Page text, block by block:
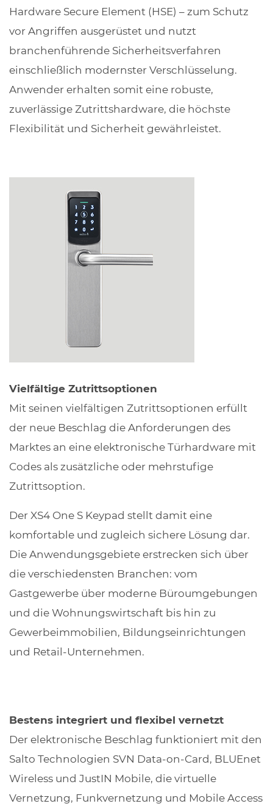
Hardware Secure Element (HSE) – zum Schutz
vor Angriffen ausgerüstet und nutzt
branchenführende Sicherheitsverfahren
einschließlich modernster Verschlüsselung.
Anwender erhalten somit eine robuste,
zuverlässige Zutrittshardware, die höchste
Flexibilität und Sicherheit gewährleistet.
Vielfältige Zutrittsoptionen
Mit seinen vielfältigen Zutrittsoptionen erfüllt
der neue Beschlag die Anforderungen des
Marktes an eine elektronische Türhardware mit
Codes als zusätzliche oder mehrstufige
Zutrittsoption.
Der XS4 One S Keypad stellt damit eine
komfortable und zugleich sichere Lösung dar.
Die Anwendungsgebiete erstrecken sich über
die verschiedensten Branchen: vom
Gastgewerbe über moderne Büroumgebungen
und die Wohnungswirtschaft bis hin zu
Gewerbeimmobilien, Bildungseinrichtungen
und Retail-Unternehmen.
Bestens integriert und flexibel vernetzt
Der elektronische Beschlag funktioniert mit den
Salto Technologien SVN Data-on-Card, BLUEnet
Wireless und JustIN Mobile, die virtuelle
Vernetzung, Funkvernetzung und Mobile Access